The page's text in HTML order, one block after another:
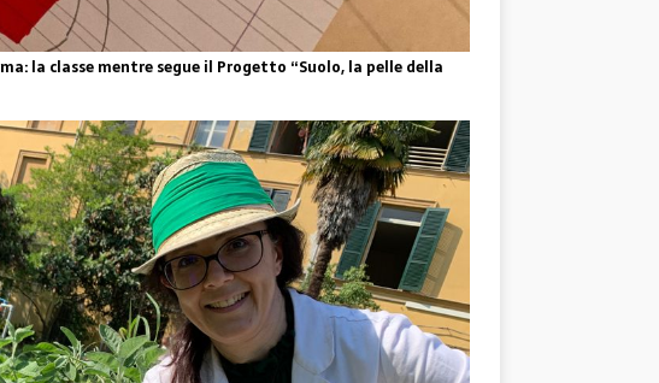
la classe mentre segue il Progetto “Suolo, la pelle della